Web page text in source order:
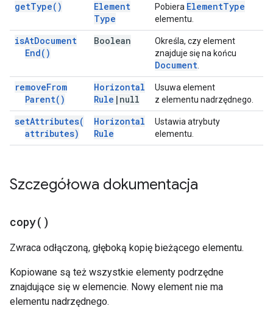
getType( )
Element
Type
Pobiera ElementType
elementu.
isAtDocument
End( )
Boolean
Określa, czy element
znajduje się na końcu
Document
removeFrom
Parent( )
Horizontal
Rule | null
Usuwa element
z elementu nadrzędnego.
setAttributes(
attributes)
Horizontal
Rule
Ustawia atrybuty
elementu.
Szczegółowa dokumentacja
copy( )
Zwraca odłączoną, głęboką kopię bieżącego elementu.
Kopiowane są też wszystkie elementy podrzędne
znajdujące się w elemencie. Nowy element nie ma
elementu nadrzędnego.